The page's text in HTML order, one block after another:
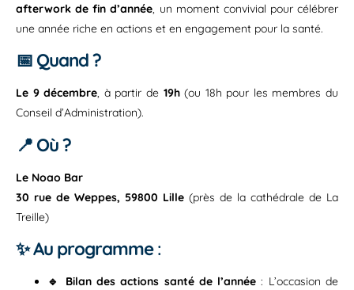
afterwork de fin d’année, un moment convivial pour célébrer
une année riche en actions et en engagement pour la santé.
📅 Quand ?
Le 9 décembre, à partir de 19h(ou 18h pour les membres du
Conseil d’Administration).
📍 Où ?
Le Noao Bar
30 rue de Weppes, 59800 Lille (près de la cathédrale de La
Treille)
✨Au programme:
🔹 Bilan des actions santé de l’année : L’occasion de